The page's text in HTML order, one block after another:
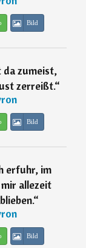
Bild
da zumeist,
zerreißt.“
Bild
erfuhr, im
allezeit
“
Bild